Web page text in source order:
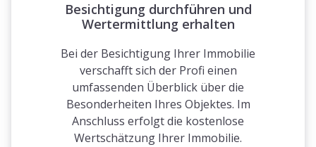
Besichtigung durchführen und
Wertermittlung erhalten
Bei der Besichtigung Ihrer Immobilie
verschafft sich der Profi einen
umfassenden Überblick über die
Besonderheiten Ihres Objektes. Im
Anschluss erfolgt die kostenlose
Wertschätzung Ihrer Immobilie.